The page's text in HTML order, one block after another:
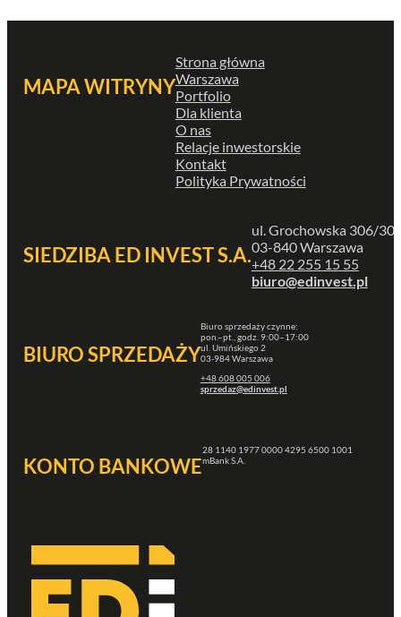
MAPA WITRYNY
Strona główna
Warszawa
Portfolio
Dla klienta
O nas
Relacje inwestorskie
Kontakt
Polityka Prywatności
SIEDZIBA ED INVEST S.A.
ul. Grochowska 306/
03-840 Warszawa
+48 22 255 15 55
biuro@edinvest.pl
BIURO SPRZEDAŻY
Biuro sprzedaży czynne:
pon.–pt., godz. 9:00–17:00
ul. Umińskiego 2
03-984 Warszawa
+48 608 005 006
sprzedaz@edinvest.pl
KONTO BANKOWE
28 1140 1977 0000 4295 6500 1001
mBank S.A.